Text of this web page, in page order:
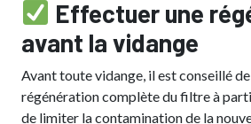
Effectuer une
avant la vidange
Avant toute vidange, il est conseillé
régénération complète du filtre à
de limiter la contamination de la